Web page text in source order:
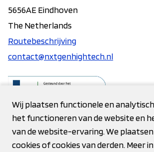
5656AE Eindhoven
The Netherlands
Routebeschrijving
contact@nxtgenhightech.nl
Contact
Privacy verklaring
Wij plaatsen functionele en
het functioneren van de website en
van de website-ervaring. We
cookies of cookies van derden. Meer